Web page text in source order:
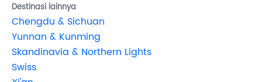
Destinasi lainnya
Chengdu & Sichuan
Yunnan & Kunming
Skandinavia & Northern Lights
Swiss